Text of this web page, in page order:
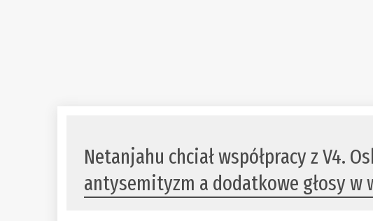
Netanjahu chciał współpracy z V4.
antysemityzm a dodatkowe głosy w